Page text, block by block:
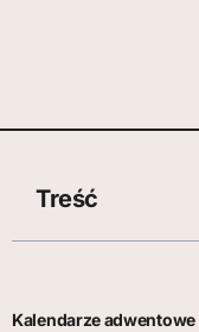
Treść
Kalendarze adwentowe